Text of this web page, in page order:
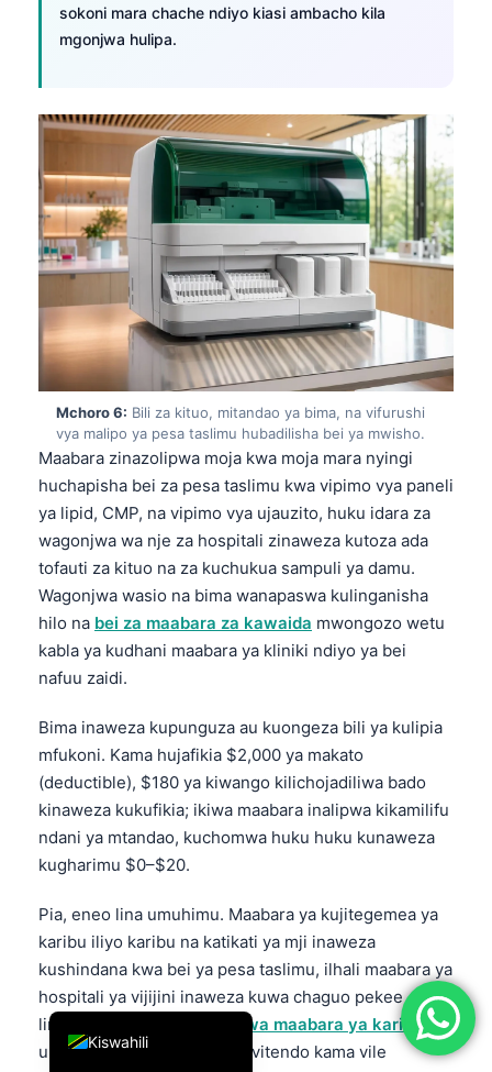
sokoni mara chache ndiyo kiasi ambacho kila
mgonjwa hulipa.
Mchoro 6: Bili za kituo, mitandao ya bima, na vifurushi
vya malipo ya pesa taslimu hubadilisha bei ya mwisho.
Maabara zinazolipwa moja kwa moja mara nyingi
huchapisha bei za pesa taslimu kwa vipimo vya paneli
ya lipid, CMP, na vipimo vya ujauzito, huku idara za
wagonjwa wa nje za hospitali zinaweza kutoza ada
tofauti za kituo na za kuchukua sampuli ya damu.
Wagonjwa wasio na bima wanapaswa kulinganisha
hilo na bei za maabara za kawaida mwongozo wetu
kabla ya kudhani maabara ya kliniki ndiyo ya bei
nafuu zaidi.
Bima inaweza kupunguza au kuongeza bili ya kulipia
mfukoni. Kama hujafikia $2,000 ya makato
(deductible), $180 ya kiwango kilichojadiliwa bado
kinaweza kukufikia; ikiwa maabara inalipwa kikamilifu
ndani ya mtandao, kuchomwa huku huku kunaweza
kugharimu $0–$20.
Pia, eneo lina umuhimu. Maabara ya kujitegemea ya
karibu iliyo karibu na katikati ya mji inaweza
kushindana kwa bei ya pesa taslimu, ilhali maabara ya
hospitali ya vijijini inaweza kuwa chaguo pekee
linalofaa. Mwongozo wetu
wa maabara ya karibu
unashughulikia ukaguzi wa vitendo kama vile
Kiswahili
English
Deutsch
العربية
עִבְרִית
Español
Português
Türkçe
Română
简体中文
فارسی
Български
Dansk
Nederlands
हिन्दी
Bahasa Indonesia
Հայերեն
Íslenska
Српски језик
Svenska
Bosanski
Azərbaycan dili
Eesti
ქართული